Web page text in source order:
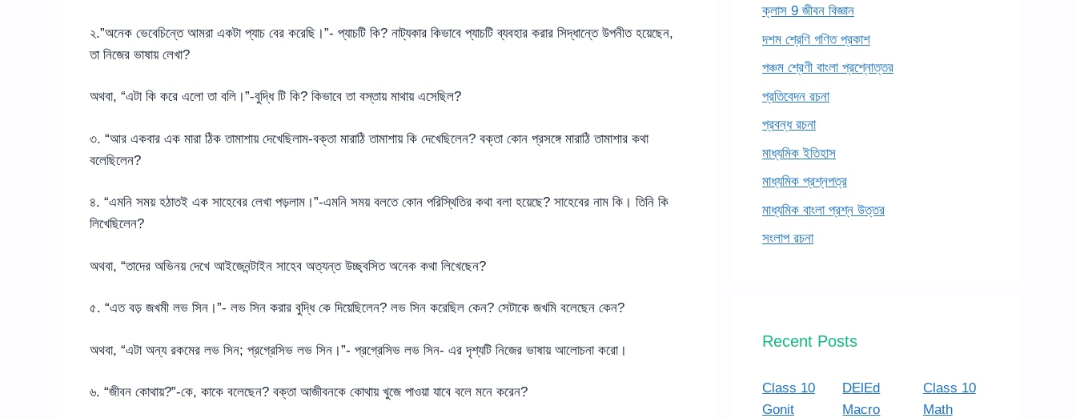
২.”অনেক ভেবেচিন্তে আমরা একটা প্যাচ বের করেছি।”- প্যাচটি কি? নাট্যকার কিভাবে প্যাচটি ব্যবহার করার সিদ্ধান্তে উপনীত হয়েছেন,
তা নিজের ভাষায় লেখা?
অথবা, “এটা কি করে এলো তা বলি।”-বুদ্ধি টি কি? কিভাবে তা বস্তায় মাথায় এসেছিল?
৩. “আর একবার এক মারা ঠিক তামাশায় দেখেছিলাম-বক্তা মারাঠি তামাশায় কি দেখেছিলেন? বক্তা কোন প্রসঙ্গে মারাঠি তামাশার কথা
বলেছিলেন?
৪. “এমনি সময় হঠাতই এক সাহেবের লেখা পড়লাম।”-এমনি সময় বলতে কোন পরিস্থিতির কথা বলা হয়েছে? সাহেবের নাম কি। তিনি কি
লিখেছিলেন?
অথবা, “তাদের অভিনয় দেখে আইজেনন্টাইন সাহেব অত্যন্ত উচ্ছ্বসিত অনেক কথা লিখেছেন?
৫. “এত বড় জখমী লভ সিন।”- লভ সিন করার বুদ্ধি কে দিয়েছিলেন? লভ সিন করেছিল কেন? সেটাকে জখমি বলেছেন কেন?
অথবা, “এটা অন্য রকমের লভ সিন; প্রগ্রেসিভ লভ সিন।”- প্রগ্রেসিভ লভ সিন- এর দৃশ্যটি নিজের ভাষায় আলোচনা করো।
৬. “জীবন কোথায়?”-কে, কাকে বলেছেন? বক্তা আজীবনকে কোথায় খুজে পাওয়া যাবে বলে মনে করেন?
ক্লাস 9 জীবন বিজ্ঞান
দশম শ্রেণি গণিত প্রকাশ
পঞ্চম শ্রেণী বাংলা প্রশ্নোত্তর
প্রতিবেদন রচনা
প্রবন্ধ রচনা
মাধ্যমিক ইতিহাস
মাধ্যমিক প্রশ্নপত্র
মাধ্যমিক বাংলা প্রশ্ন উত্তর
সংলাপ রচনা
Recent Posts
Class 10
Gonit
DElEd
Macro
Class 10
Math